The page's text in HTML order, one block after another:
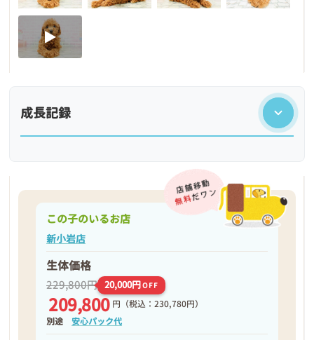
成長記録
この子のいるお店
新小岩店
生体価格
229,800円 20,000円OFF
209,800 円 （税込：230,780円）
別途安心パック代